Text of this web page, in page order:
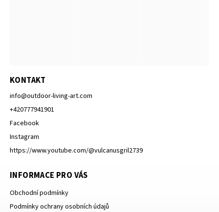
KONTAKT
info@outdoor-living-art.com
+420777941901
Facebook
Instagram
https://www.youtube.com/@vulcanusgril2739
INFORMACE PRO VÁS
Obchodní podmínky
Podmínky ochrany osobních údajů